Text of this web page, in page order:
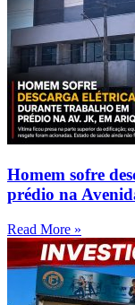
Homem sofre
prédio na
Read More »